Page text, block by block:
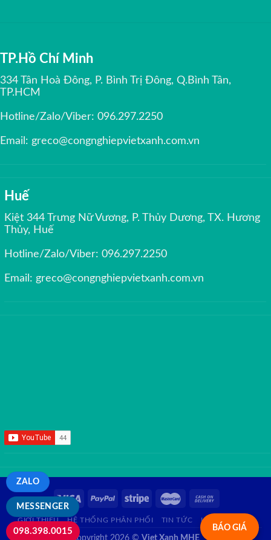
MESSENGER
ZALO
098.398.0015
TP.Hồ Chí Minh
334 Tân Hoà Đông, P. Bình Trị Đông, Q.Bình Tân,
TP.HCM
Hotline/Zalo/Viber: 096.297.2250
Email: greco@congnghiepvietxanh.com.vn
Huế
Kiệt 344 Trưng Nữ Vương, P. Thủy Dương, TX. Hương
Thủy, Huế
Hotline/Zalo/Viber:096.297.2250
Email: greco@congnghiepvietxanh.com.vn
BÁO GIÁ
GIỚI THIỆU HỆ THỐNG PHÂN PHỐI TIN TỨC LIÊN HỆ FAQ
Copyright 2026 © Viet Xanh MHE